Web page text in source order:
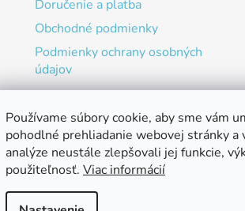
Používame súbory cookie, aby sme vám
pohodlné prehliadanie webovej stránky a
analýze neustále zlepšovali jej funkcie,
použiteľnosť. Viac informácií
Doručenie a platba
Obchodné podmienky
Podmienky ochrany osobných
údajov